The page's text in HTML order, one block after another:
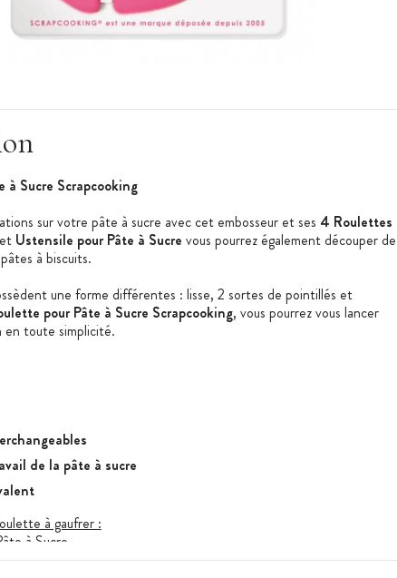
à Sucre Scrapcooking
sur votre pâte à sucre avec cet embosseur et ses 4 Roulettes
Ustensile pour Pâte à Sucre vous pourrez également découper de
à biscuits.
une forme différentes : lisse, 2 sortes de pointillés et
pour Pâte à Sucre Scrapcooking, vous pourrez vous lancer
en toute simplicité.
de la pâte à sucre
à gaufrer :
à Sucre
: 4